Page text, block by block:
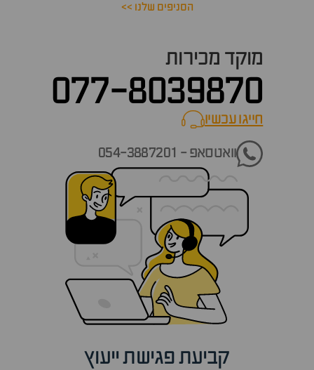
הסניפים שלנו >>
מוקד מכירות
077-8039870
חייגו עכשיוcall now
וואטסאפ - 054-3887201
קביעת פגישת ייעוץ